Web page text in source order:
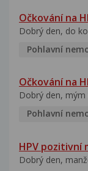
Očkování na
Dobrý den, do
Pohlavní
Očkování na
Dobrý den, mým
Pohlavní
HPV pozitivní
Dobrý den,